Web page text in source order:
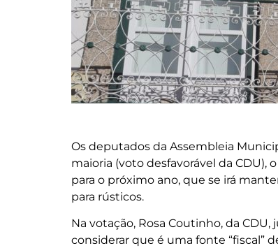
Os deputados da Assembleia
maioria (voto desfavorável da
para o próximo ano, que se irá
para rústicos.
Na votação, Rosa Coutinho, da
considerar que é uma fonte “fiscal”